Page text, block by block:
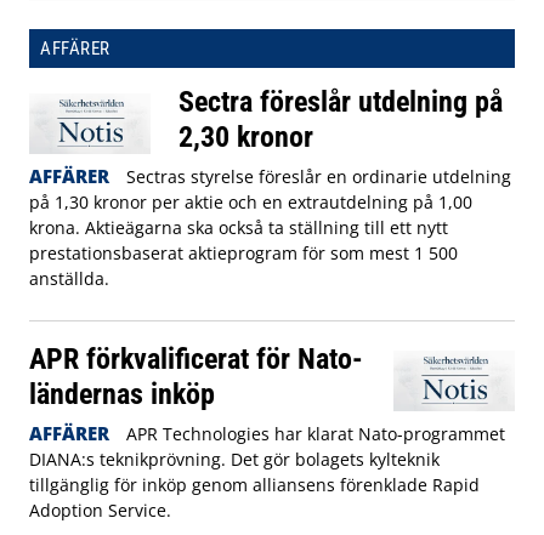
AFFÄRER
Sectra föreslår utdelning på
2,30 kronor
AFFÄRER
Sectras styrelse föreslår en ordinarie utdelning
på 1,30 kronor per aktie och en extrautdelning på 1,00
krona. Aktieägarna ska också ta ställning till ett nytt
prestationsbaserat aktieprogram för som mest 1 500
anställda.
APR förkvalificerat för Nato-
ländernas inköp
AFFÄRER
APR Technologies har klarat Nato-programmet
DIANA:s teknikprövning. Det gör bolagets kylteknik
tillgänglig för inköp genom alliansens förenklade Rapid
Adoption Service.